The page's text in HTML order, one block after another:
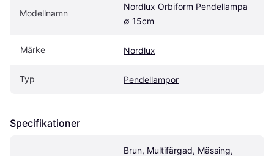
Modellnamn
Nordlux Orbiform Pendellampa
∅ 15cm
Märke Nordlux
Typ Pendellampor
Specifikationer
Brun, Multifärgad, Mässing,